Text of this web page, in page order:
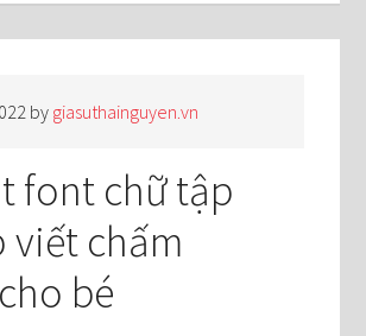
by giasuthainguyen.vn
font chữ tập
viết chấm
bé